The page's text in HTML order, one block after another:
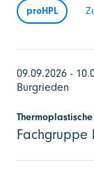
proHPL
09.09.2026 -
Burgrieden
Fachgruppe